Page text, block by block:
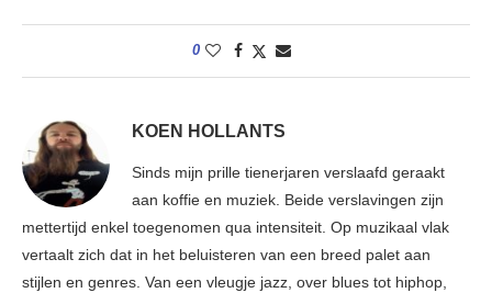
0
KOEN HOLLANTS
Sinds mijn prille tienerjaren verslaafd geraakt
aan koffie en muziek. Beide verslavingen zijn
mettertijd enkel toegenomen qua intensiteit. Op muzikaal vlak
vertaalt zich dat in het beluisteren van een breed palet aan
stijlen en genres. Van een vleugje jazz, over blues tot hiphop,